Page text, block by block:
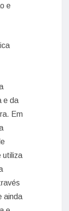
e
e da
Em
utiliza
ainda